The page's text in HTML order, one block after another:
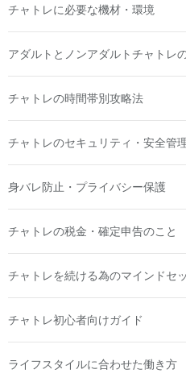
チャトレに必要な機材・環境
アダルトとノンアダルトチャトレ
チャトレの時間帯別攻略法
チャトレのセキュリティ・安全管
身バレ防止・プライバシー保護
チャトレの税金・確定申告のこと
チャトレを続ける為のマインドセ
チャトレ初心者向けガイド
ライフスタイルに合わせた働き方